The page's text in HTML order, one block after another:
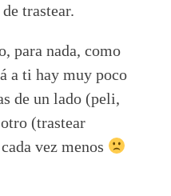
trastear.
para nada, como
a ti hay muy poco
de un lado (peli,
(trastear
vez menos